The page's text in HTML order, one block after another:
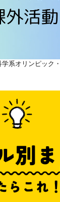
系オリンピック